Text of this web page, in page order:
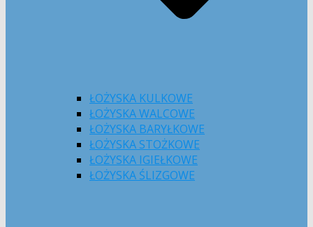
ŁOŻYSKA KULKOWE
ŁOŻYSKA WALCOWE
ŁOŻYSKA BARYŁKOWE
ŁOŻYSKA STOŻKOWE
ŁOŻYSKA IGIEŁKOWE
ŁOŻYSKA ŚLIZGOWE